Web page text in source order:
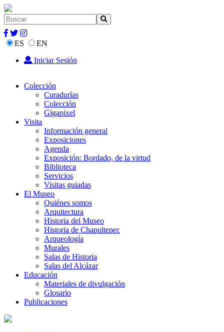
ES
EN
Iniciar Sesión
Colección
Curadurías
Colección
Gigapixel
Visita
Información general
Exposiciones
Agenda
Exposición: Bordado, de la virtud
Biblioteca
Servicios
Visitas guiadas
El Museo
Quiénes somos
Arquitectura
Historia del Museo
Historia de Chapultepec
Arqueología
Murales
Salas de Historia
Salas del Alcázar
Educación
Materiales de divulgación
Glosario
Publicaciones